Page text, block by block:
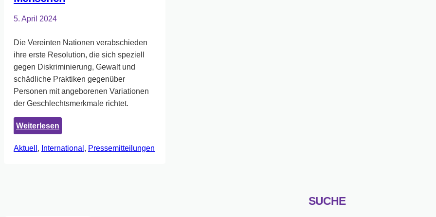
5. April 2024
Die Vereinten Nationen verabschieden
ihre erste Resolution, die sich speziell
gegen Diskriminierung, Gewalt und
schädliche Praktiken gegenüber
Personen mit angeborenen Variationen
der Geschlechtsmerkmale richtet.
Weiterlesen
Nationen
Aktuell , International , Pressemitteilungen
SUCHE